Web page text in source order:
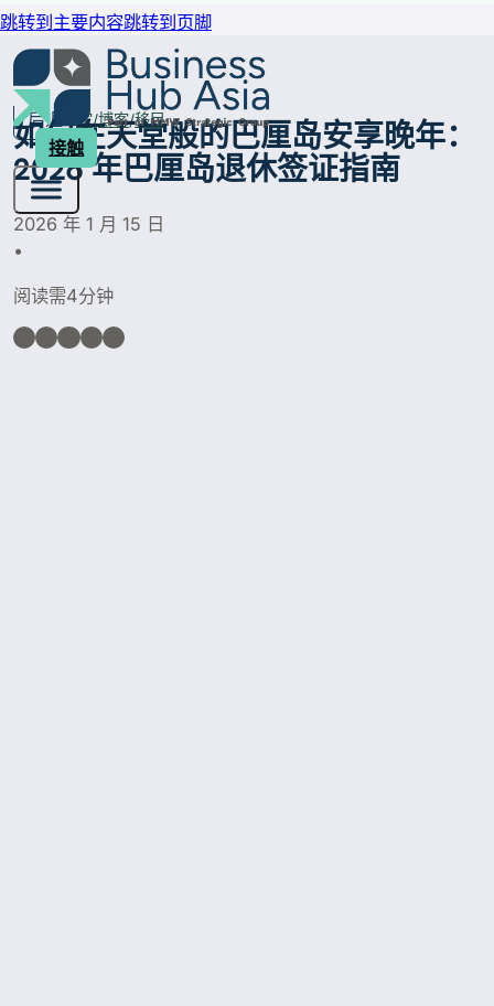
跳转到主要内容跳转到页脚
接触
后退 家 博客 移民
如何在天堂般的巴厘岛安享晚年：
2026 年巴厘岛退休签证指南
2026 年 1 月 15 日
•
阅读需4分钟